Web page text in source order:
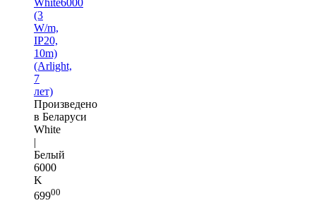
(3
W/m,
IP20,
10m)
(Arlight,
7
лет)
Произведено
в Беларуси
White
|
Белый
6000
K
69900